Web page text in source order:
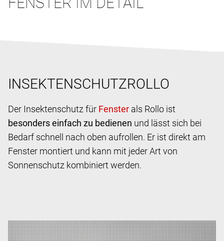
INSEKTENSCHUTZROLLO
Der Insektenschutz für
als Rollo ist
besonders einfach zu bedienen und lässt sich bei
Bedarf schnell nach oben aufrollen. Er ist direkt am
Fenster montiert und kann mit jeder Art von
Sonnenschutz kombiniert werden.